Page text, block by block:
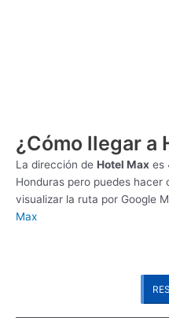
¿Cómo llegar a
La dirección de Hotel Max es
Honduras pero puedes hacer
visualizar la ruta por Google
Max